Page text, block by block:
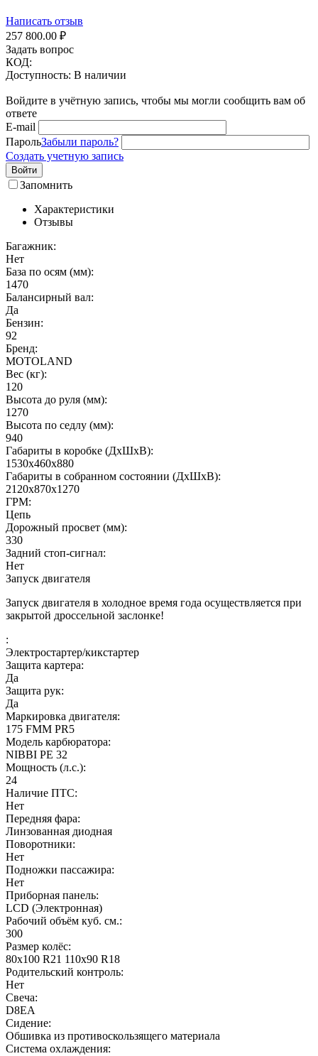
Написать отзыв
257 800.00 ₽
Задать вопрос
КОД:
Доступность: В наличии
Войдите в учётную запись, чтобы мы могли сообщить вам об
ответе
E-mail
ПарольЗабыли пароль?
Создать учетную запись
Войти
Запомнить
Характеристики
Отзывы
Багажник:
Нет
База по осям (мм):
1470
Балансирный вал:
Да
Бензин:
92
Бренд:
MOTOLAND
Вес (кг):
120
Высота до руля (мм):
1270
Высота по седлу (мм):
940
Габариты в коробке (ДхШхВ):
1530х460х880
Габариты в собранном состоянии (ДхШхВ):
2120х870х1270
ГРМ:
Цепь
Дорожный просвет (мм):
330
Задний стоп-сигнал:
Нет
Запуск двигателя
Запуск двигателя в холодное время года осуществляется при
закрытой дроссельной заслонке!
:
Электростартер/кикстартер
Защита картера:
Да
Защита рук:
Да
Маркировка двигателя:
175 FMM PR5
Модель карбюратора:
NIBBI PE 32
Мощность (л.с.):
24
Наличие ПТС:
Нет
Передняя фара:
Линзованная диодная
Поворотники:
Нет
Подножки пассажира:
Нет
Приборная панель:
LCD (Электронная)
Рабочий объём куб. см.:
300
Размер колёс:
80х100 R21 110х90 R18
Родительский контроль:
Нет
Свеча:
D8EA
Сидение:
Обшивка из противоскользящего материала
Система охлаждения: